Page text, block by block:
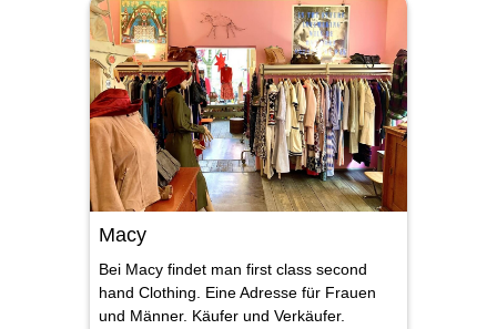
Macy
Bei Macy findet man first class second
hand Clothing. Eine Adresse für Frauen
und Männer. Käufer und Verkäufer.